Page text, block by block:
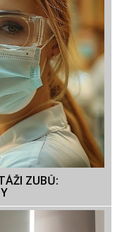
ZUBŮ: